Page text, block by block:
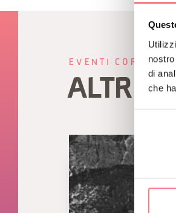
di
che
consenso
EVENTI
ALTRI